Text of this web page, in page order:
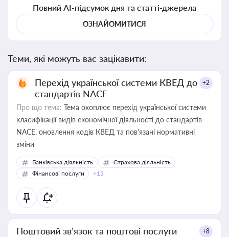
Повний AI-підсумок дня та статті-джерела
ОЗНАЙОМИТИСЯ
Теми, які можуть вас зацікавити:
Перехід української системи КВЕД до
стандартів NACE
+2
Про що тема: Тема охоплює перехід української системи
класифікації видів економічної діяльності до стандартів
NACE, оновлення кодів КВЕД та пов'язані нормативні
зміни
Банківська діяльність
Страхова діяльність
Фінансові послуги
+13
Поштовий зв’язок та поштові послуги +8